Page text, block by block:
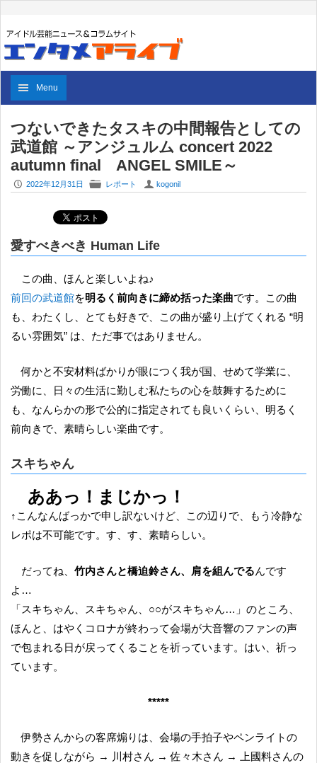
Menu
つないできたタスキの中間報告としての
武道館 ～アンジュルム concert 2022
autumn final ANGEL SMILE～
P 2022年12月31日 F レポート U kogonil
愛すべきべき Human Life
この曲、ほんと楽しいよね♪
前回の武道館を明るく前向きに締め括った楽曲です。この曲
も、わたくし、とても好きで、この曲が盛り上げてくれる “明
るい雰囲気” は、ただ事ではありません。
何かと不安材料ばかりが眼につく我が国、せめて学業に、
労働に、日々の生活に勤しむ私たちの心を鼓舞するために
も、なんらかの形で公的に指定されても良いくらい、明るく
前向きで、素晴らしい楽曲です。
スキちゃん
ああっ！まじかっ！
↑こんなんばっかで申し訳ないけど、この辺りで、もう冷静な
レポは不可能です。す、す、素晴らしい。
だってね、竹内さんと橋迫鈴さん、肩を組んでるんです
よ…
「スキちゃん、スキちゃん、○○がスキちゃん…」のところ、
ほんと、はやくコロナが終わって会場が大音響のファンの声
で包まれる日が戻ってくることを祈っています。はい、祈っ
ています。
*****
伊勢さんからの客席煽りは、会場の手拍子やペンライトの
動きを促しながら → 川村さん → 佐々木さん → 上國料さんの